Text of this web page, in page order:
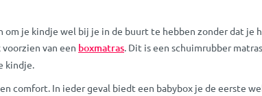
om je kindje wel bij je in de buurt te hebben zonder dat
van een boxmatras. Dit is een schuimrubber
kindje.
comfort. In ieder geval biedt een babybox je de eerste